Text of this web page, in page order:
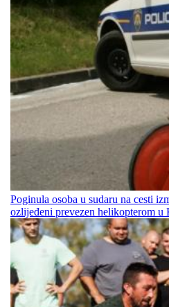
Poginula osoba u sudaru na cesti
ozlijeđeni prevezen helikopterom